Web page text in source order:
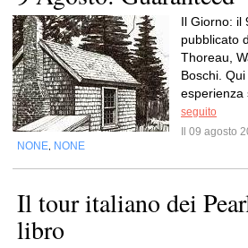
Il Giorno: il
pubblicato
Thoreau,
Boschi.
esperienza
seguito
Il 09 agosto
NONE NONE
Il tour italiano dei
libro